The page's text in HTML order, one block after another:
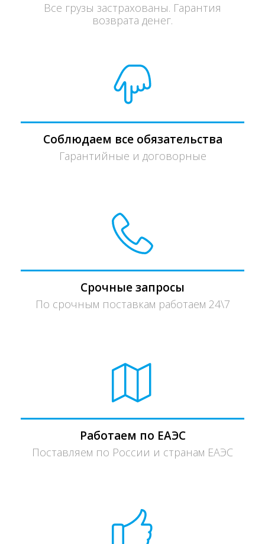
Все грузы застрахованы. Гарантия
возврата денег.
Соблюдаем все обязательства
Гарантийные и договорные
Срочные запросы
По срочным поставкам работаем 24\7
Работаем по ЕАЭС
Поставляем по России и странам ЕАЭС